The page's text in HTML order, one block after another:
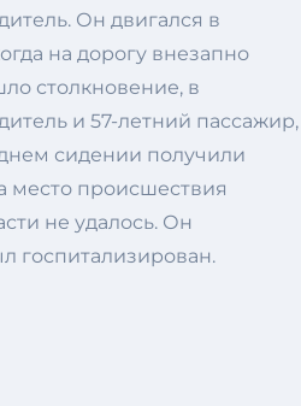
Он двигался в
на дорогу внезапно
столкновение, в
и 57-летний пассажир,
сидении получили
происшествия
не удалось. Он
госпитализирован.